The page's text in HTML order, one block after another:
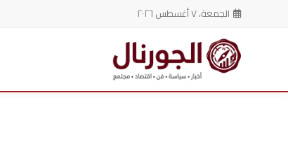
الجمعة، ٧ أغسطس ٢٠٢٦